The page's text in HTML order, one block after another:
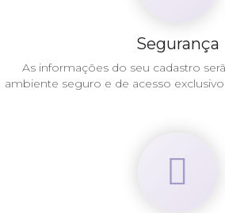
Segurança
As informações do seu cadastro
ambiente seguro e de acesso